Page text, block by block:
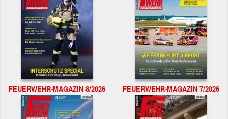
FEUERWEHR-MAGAZIN 8/2026 FEUERWEHR-MAGAZIN 7/2026